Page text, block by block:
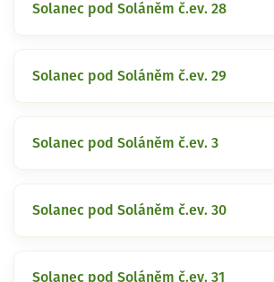
Solanec pod Soláněm č.ev. 28
Solanec pod Soláněm č.ev. 29
Solanec pod Soláněm č.ev. 3
Solanec pod Soláněm č.ev. 30
Solanec pod Soláněm č.ev. 31